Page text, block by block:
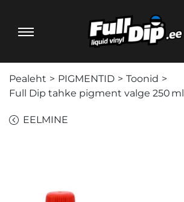
Pealeht > PIGMENTID > Toonid >
Full Dip tahke pigment valge 250 ml
EELMINE